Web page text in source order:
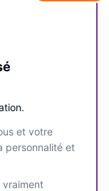
et votre
personnalité et
vraiment